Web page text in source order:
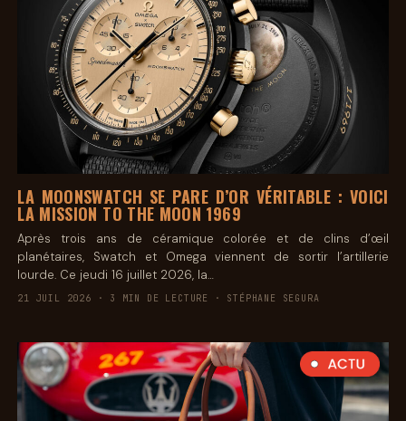
LA MOONSWATCH SE PARE D’OR VÉRITABLE : VOICI
LA MISSION TO THE MOON 1969
Après trois ans de céramique colorée et de clins d’œil
planétaires, Swatch et Omega viennent de sortir l’artillerie
lourde. Ce jeudi 16 juillet 2026, la…
21 JUIL 2026 · 3 MIN DE LECTURE · STÉPHANE SEGURA